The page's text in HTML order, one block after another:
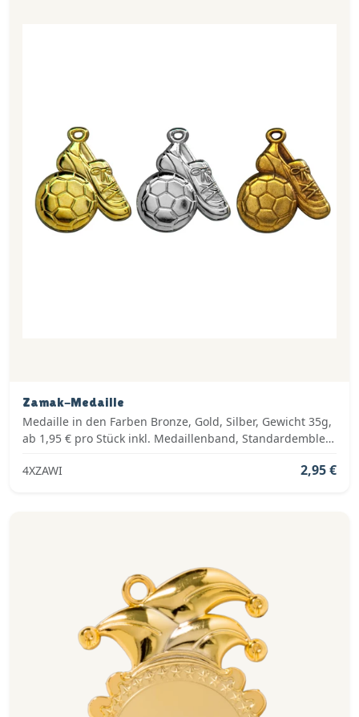
Zamak-Medaille
Medaille in den Farben Bronze, Gold, Silber, Gewicht 35g,
ab 1,95 € pro Stück inkl. Medaillenband, Standardemblem
4XZAWI
2,95 €